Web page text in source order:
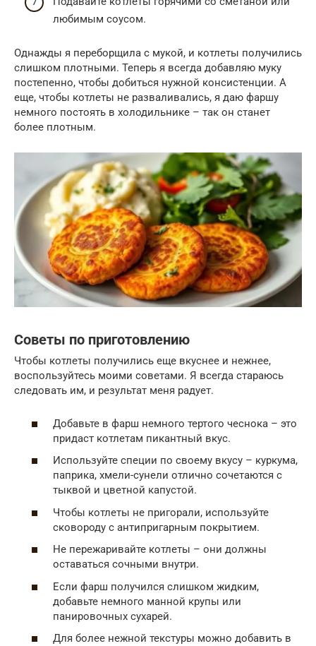
любимым соусом.
Однажды я переборщила с мукой, и котлеты получились
слишком плотными. Теперь я всегда добавляю муку
постепенно, чтобы добиться нужной консистенции. А
еще, чтобы котлеты не разваливались, я даю фаршу
немного постоять в холодильнике – так он станет
более плотным.
Советы по приготовлению
Чтобы котлеты получились еще вкуснее и нежнее,
воспользуйтесь моими советами. Я всегда стараюсь
следовать им, и результат меня радует.
Добавьте в фарш немного тертого чеснока – это
придаст котлетам пикантный вкус.
Используйте специи по своему вкусу – куркума,
паприка, хмели-сунели отлично сочетаются с
тыквой и цветной капустой.
Чтобы котлеты не пригорали, используйте
сковороду с антипригарным покрытием.
Не пережаривайте котлеты – они должны
оставаться сочными внутри.
Если фарш получился слишком жидким,
добавьте немного манной крупы или
панировочных сухарей.
Для более нежной текстуры можно добавить в